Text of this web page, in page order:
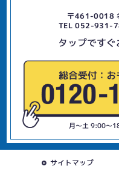
〒461-0018
TEL 052-931-
タップですぐ
月〜土 9:00〜
サイトマップ